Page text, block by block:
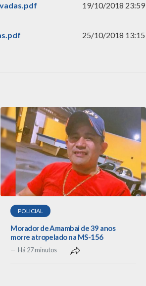
19/10/2018 23:59
25/10/2018 13:15
POLICIAL
Morador de Amambai de 39 anos
morre atropelado na MS-156
Há 27 minutos